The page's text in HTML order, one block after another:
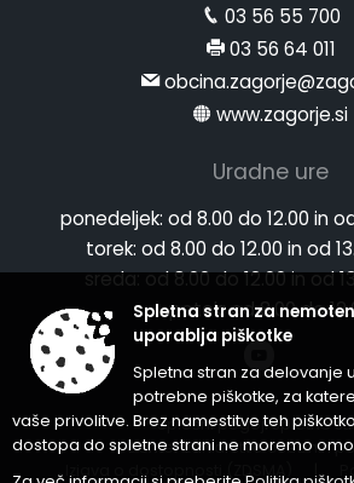
03 56 55 700
03 56 64 011
www.zagorje.si
Uradne ure
ponedeljek: od 8.00 do 12.00 in
torek: od 8.00 do 12.00 in od
sreda:od 8.00 do 12.00 in od
petek:od 8.00 do
Splošni pogoji spletne
Center za varstvo osebnih
Spletna stran za
uporablja piškotke
Spletna stran za delovanje
potrebne piškotke, za
vaše privolitve. Brez namestitve teh
dostopa do spletne strani ne moremo